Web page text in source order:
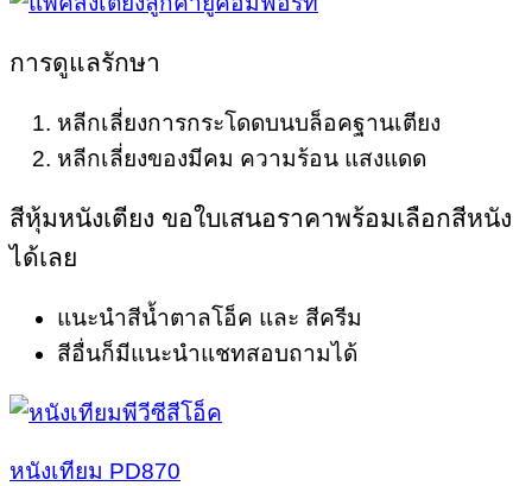
การดูแลรักษา
หลีกเลี่ยงการกระโดดบนบล็อคฐานเตียง
หลีกเลี่ยงของมีคม ความร้อน แสงแดด
สีหุ้มหนังเตียง ขอใบเสนอราคาพร้อมเลือกสีหนัง
ได้เลย
แนะนำสีน้ำตาลโอ็ค และ สีครีม
สีอื่นก็มีแนะนำแชทสอบถามได้
หนังเทียม PD870